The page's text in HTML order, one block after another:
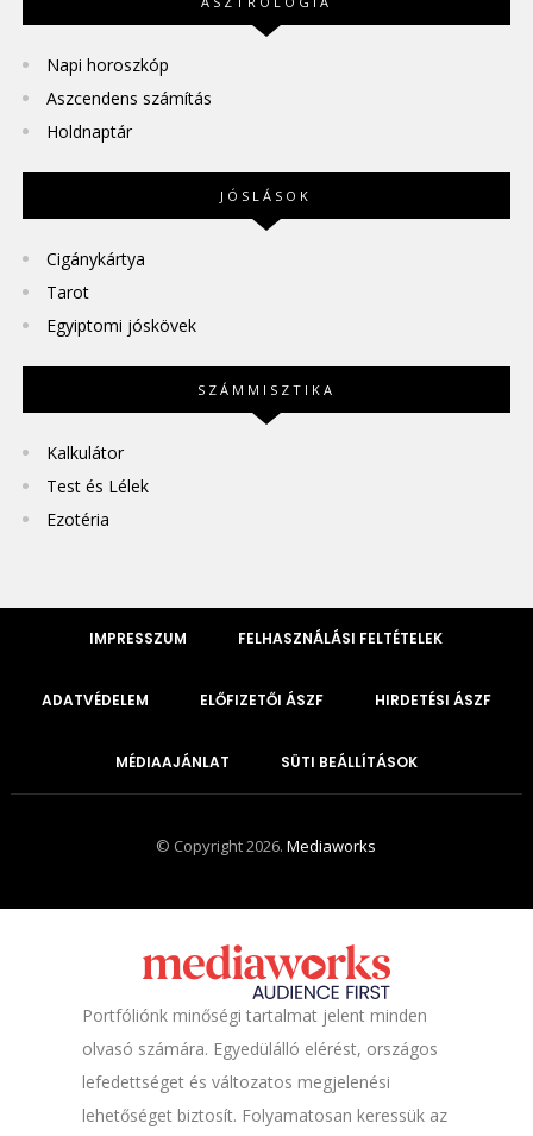
Napi horoszkóp
Aszcendens számítás
Holdnaptár
JÓSLÁSOK
Cigánykártya
Tarot
Egyiptomi jóskövek
SZÁMMISZTIKA
Kalkulátor
Test és Lélek
Ezotéria
IMPRESSZUM FELHASZNÁLÁSI FELTÉTELEK
ADATVÉDELEM ELŐFIZETŐI ÁSZF HIRDETÉSI ÁSZF
MÉDIAAJÁNLAT SÜTI BEÁLLÍTÁSOK
© Copyright 2026.Mediaworks
Portfóliónk minőségi tartalmat jelent minden
olvasó számára. Egyedülálló elérést, országos
lefedettséget és változatos megjelenési
lehetőséget biztosít. Folyamatosan keressük az